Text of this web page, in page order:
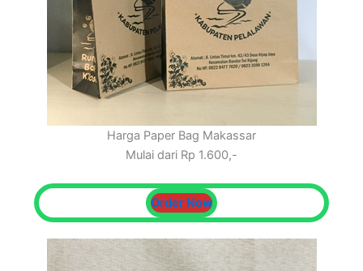
Harga Paper Bag Makassar
Mulai dari Rp 1.600,-
Order Now